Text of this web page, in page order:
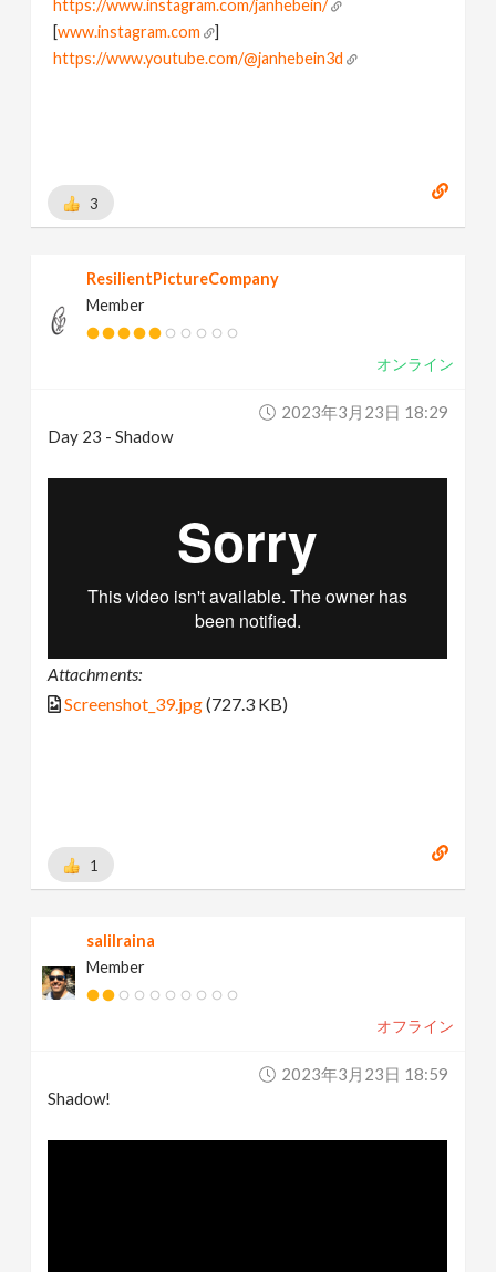
https://www.instagram.com/janhebein/
[www.instagram.com
]
https://www.youtube.com/@janhebein3d
3
ResilientPictureCompany
Member
オンライン
2023年3月23日 18:29
Day 23 - Shadow
Attachments:
Screenshot_39.jpg(727.3 KB)
1
salilraina
Member
オフライン
2023年3月23日 18:59
Shadow!